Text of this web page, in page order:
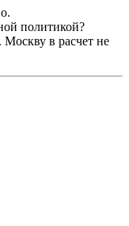
политикой?
Москву в расчет не